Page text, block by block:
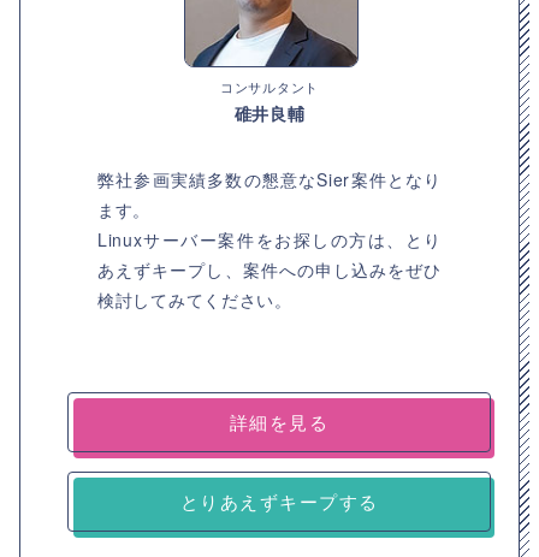
コンサルタント
碓井良輔
弊社参画実績多数の懇意なSier案件となり
ます。
Linuxサーバー案件をお探しの方は、とり
あえずキープし、案件への申し込みをぜひ
検討してみてください。
詳細を見る
とりあえずキープする